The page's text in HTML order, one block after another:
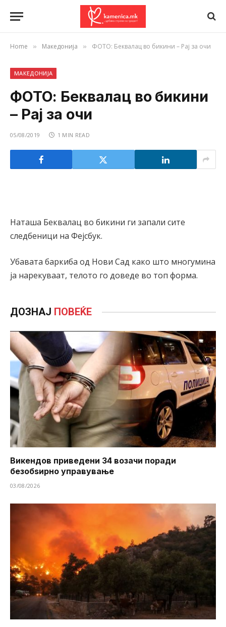
Home » Македонија » ФОТО: Беквалац во бикини – Рај за очи
МАКЕДОНИЈА
ФОТО: Беквалац во бикини
– Рај за очи
05/08/2019 1 MIN READ
Наташа Беквалац во бикини ги запали сите
следбеници на Фејсбук.
Убавата баркиба од Нови Сад како што многумина
ја нарекуваат, телото го доведе во топ форма.
ДОЗНАЈ ПОВЕЌЕ
Викендов приведени 34 возачи поради
безобѕирно управување
03/08/2026